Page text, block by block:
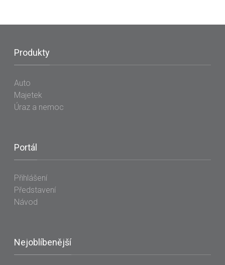
Produkty
Auto
Majetek
Úraz a nemoc
Portál
Přihlášení
Představení
Návod
Nejoblíbenější